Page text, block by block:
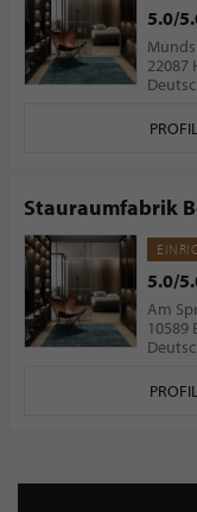
5.0/
22087
Stauraumfabrik
5.0/
Am
10589